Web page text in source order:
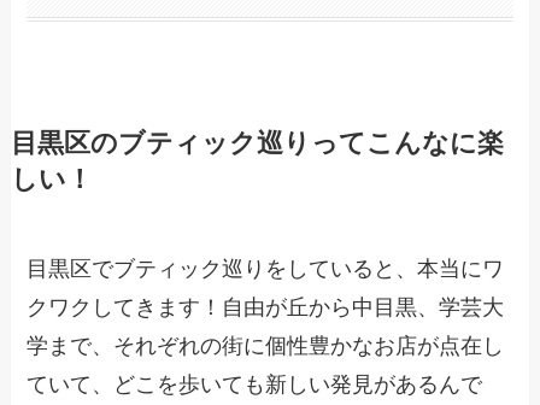
目黒区のブティック巡りってこんなに楽
しい！
目黒区でブティック巡りをしていると、本当にワ
クワクしてきます！自由が丘から中目黒、学芸大
学まで、それぞれの街に個性豊かなお店が点在し
ていて、どこを歩いても新しい発見があるんで